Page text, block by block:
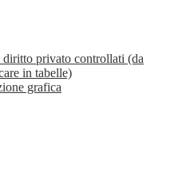
privato controllati (da
in tabelle)
grafica